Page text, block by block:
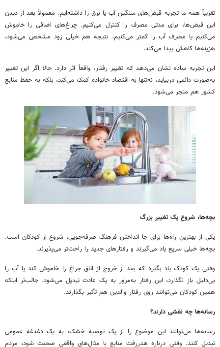
تقریباً همه ما تجربه قبض‌های سنگین آب یا برق را داشته‌ایم. معمولاً بعد از دیدن
این قبض‌ها، برای مدتی مصرف را کنترل می‌کنیم. چراغ‌های اضافی را خاموش
می‌کنیم یا مصرف آب را کمتر می‌کنیم. نتیجه هم خیلی زود مشخص می‌شود،
هزینه‌ها کاهش پیدا می‌کند.
این تجربه ساده نشان می‌دهد که تغییر رفتار، واقعاً اثر دارد. حالا اگر این تغییر
به‌صورت دائمی دربیاید، نه‌تنها به اقتصاد خانواده کمک می‌کند، بلکه به حفظ منابع
کشور هم منجر می‌شود.
بچه‌ها، شروع یک تغییر بزرگ
یکی از بهترین راه‌ها برای جا انداختن فرهنگ صرفه‌جویی، شروع از کودکان است.
بچه‌ها خیلی سریع یاد می‌گیرند و رفتارهای جدید را راحت‌تر می‌پذیرند.
وقتی یک کودک یاد بگیرد که بعد از خروج از اتاق چراغ را خاموش کند یا آب را
بی‌دلیل باز نگذارد، این رفتار به‌مرور به یک عادت تبدیل می‌شود. جالب‌تر اینکه
همین کودکان می‌توانند روی رفتار والدین هم تأثیر بگذارند.
رسانه‌ها چه نقشی دارند؟
رسانه‌ها می‌توانند این موضوع را از یک توصیه خشک، به یک دغدغه عمومی
تبدیل کنند. وقتی درباره هدررفت منابع با مثال‌های واقعی صحبت شود، مردم